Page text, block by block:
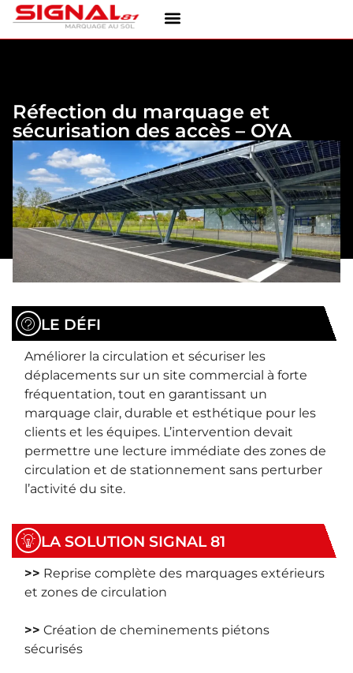
Réfection du marquage et
sécurisation des accès – OYA
LE DÉFI
Améliorer la circulation et sécuriser les
déplacements sur un site commercial à forte
fréquentation, tout en garantissant un
marquage clair, durable et esthétique pour les
clients et les équipes. L’intervention devait
permettre une lecture immédiate des zones de
circulation et de stationnement sans perturber
l’activité du site.
LA SOLUTION SIGNAL 81
>> Reprise complète des marquages extérieurs
et zones de circulation
>> Création de cheminements piétons
sécurisés